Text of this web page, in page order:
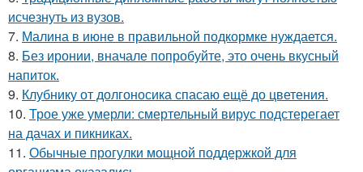
исчезнуть из вузов.
7. Малина в июне в правильной подкормке нуждается.
8. Без иронии, вначале попробуйте, это очень вкусный
напиток.
9. Клубнику от долгоносика спасаю ещё до цветения.
10. Трое уже умерли: смертельный вирус подстерегает
на дачах и пикниках.
11. Обычные прогулки мощной поддержкой для